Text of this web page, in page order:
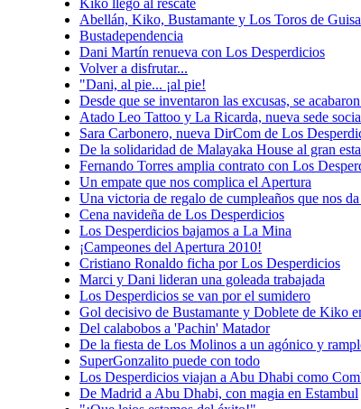
Abellán, Kiko, Bustamante y Los Toros de
Bustadependencia
Dani Martín renueva con Los Desperdicios
Volver a disfrutar...
"Dani, al pie... ¡al pie!
Desde que se inventaron las excusas, se
Atado Leo Tattoo y La Ricarda, nueva sede
Sara Carbonero, nueva DirCom de Los
De la solidaridad de Malayaka House al gran
Fernando Torres amplia contrato con Los
Un empate que nos complica el Apertura
Una victoria de regalo de cumpleaños que nos
Cena navideña de Los Desperdicios
Los Desperdicios bajamos a La Mina
¡Campeones del Apertura 2010!
Cristiano Ronaldo ficha por Los Desperdicios
Marci y Dani lideran una goleada trabajada
Los Desperdicios se van por el sumidero
Gol decisivo de Bustamante y Doblete de Kiko
Del calabobos a 'Pachin' Matador
De la fiesta de Los Molinos a un agónico y
SuperGonzalito puede con todo
Los Desperdicios viajan a Abu Dhabi como
De Madrid a Abu Dhabi, con magia en Estambul